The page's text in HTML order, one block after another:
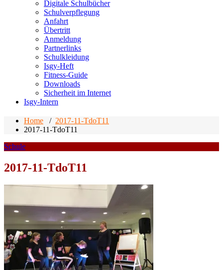
Digitale Schulbücher
Schulverpflegung
Anfahrt
Übertritt
Anmeldung
Partnerlinks
Schulkleidung
Isgy-Heft
Fitness-Guide
Downloads
Sicherheit im Internet
Isgy-Intern
Home / 2017-11-TdoT11
2017-11-TdoT11
Schule
2017-11-TdoT11